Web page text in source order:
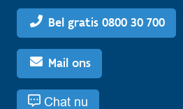
Bel gratis 0800 30 700
Mail ons
Chat nu